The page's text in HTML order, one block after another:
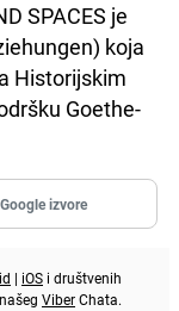
SPACES je
koja
Historijskim
Goethe-
izvore
| iOS i društvenih
ViberChata.